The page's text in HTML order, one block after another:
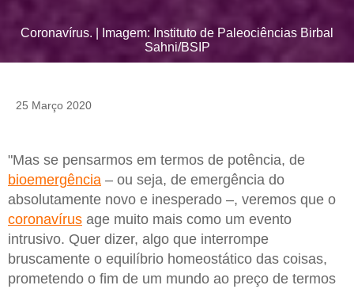
Coronavírus. | Imagem: Instituto de Paleociências Birbal
Sahni/BSIP
25 Março 2020
"Mas se pensarmos em termos de potência, de
bioemergência – ou seja, de emergência do
absolutamente novo e inesperado –, veremos que o
coronavírus age muito mais como um evento
intrusivo. Quer dizer, algo que interrompe
bruscamente o equilíbrio homeostático das coisas,
prometendo o fim de um mundo ao preço de termos